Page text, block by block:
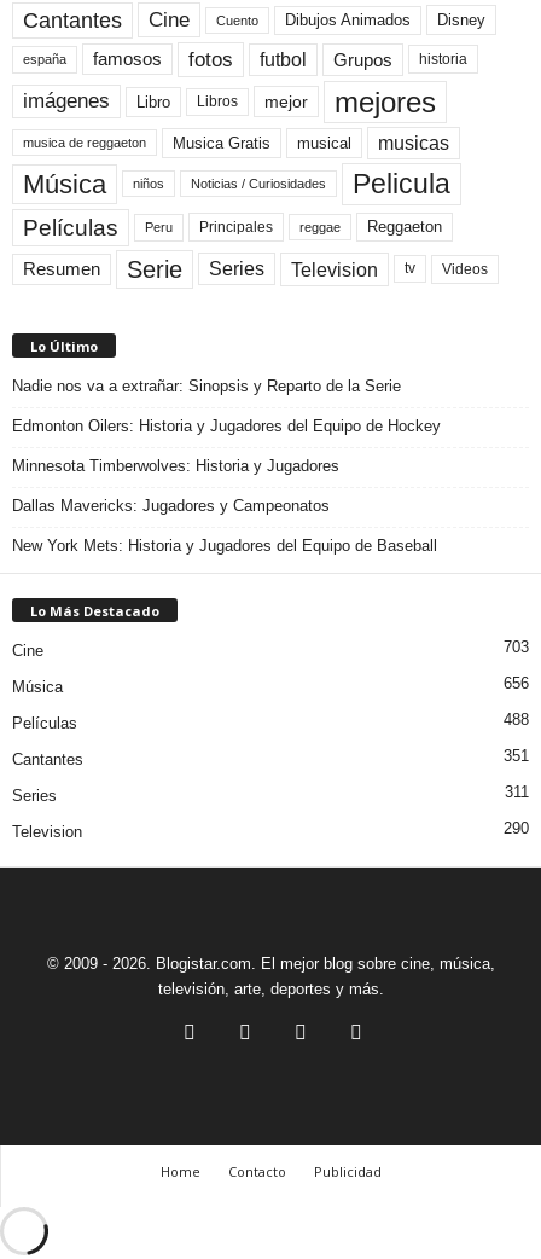
Cantantes Cine Cuento Dibujos Animados Disney
españa famosos fotos futbol Grupos historia
imágenes Libro Libros mejor mejores
musica de reggaeton Musica Gratis musical musicas
Música niños Noticias / Curiosidades Pelicula
Películas Peru Principales reggae Reggaeton
Resumen Serie Series Television tv Videos
Lo Último
Nadie nos va a extrañar: Sinopsis y Reparto de la Serie
Edmonton Oilers: Historia y Jugadores del Equipo de Hockey
Minnesota Timberwolves: Historia y Jugadores
Dallas Mavericks: Jugadores y Campeonatos
New York Mets: Historia y Jugadores del Equipo de Baseball
Lo Más Destacado
Cine 703
Música 656
Películas 488
Cantantes 351
Series 311
Television 290
© 2009 - 2026. Blogistar.com. El mejor blog sobre cine, música,
televisión, arte, deportes y más.
Home Contacto Publicidad